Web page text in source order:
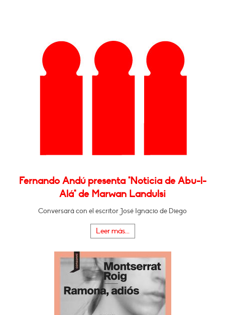
Fernando Andú presenta "Noticia de Abu-l-
Alá" de Marwan Landulsi
Conversará con el escritor José Ignacio de Diego
Leer más...